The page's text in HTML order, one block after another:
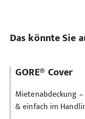
Das könnte Sie
GORE® Cover
Mietenabdeckung
& einfach im